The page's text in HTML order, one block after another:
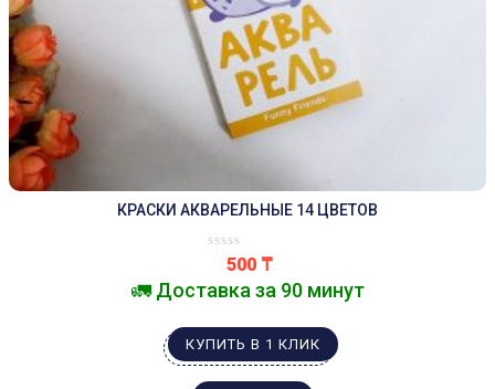
КРАСКИ АКВАРЕЛЬНЫЕ 14 ЦВЕТОВ
500 ₸
🚛 Доставка за 90 минут
КУПИТЬ В 1 КЛИК